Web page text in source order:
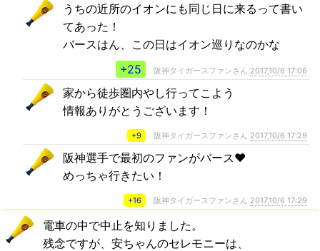
うちの近所のイオンにも同じ日に来るって書い
てあった！
バースはん、この日はイオン巡りなのかな
+25
阪神タイガースファンさん 2017,10/6 17:06
家から徒歩圏内やし行ってこよう
情報ありがとうございます！
+9 阪神タイガースファンさん 2017,10/6 17:29
阪神選手で最初のファンがバース❤️
めっちゃ行きたい！
+16 阪神タイガースファンさん 2017,10/6 17:29
電車の中で中止を知りました。
残念ですが、安ちゃんのセレモニーは、